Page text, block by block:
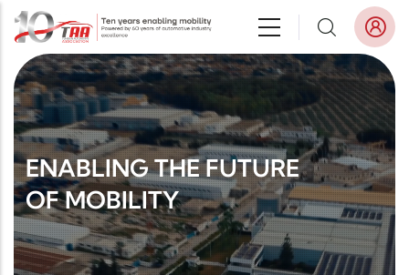
Aller au contenu principal
ENABLING THE FUTURE
OF MOBILITY